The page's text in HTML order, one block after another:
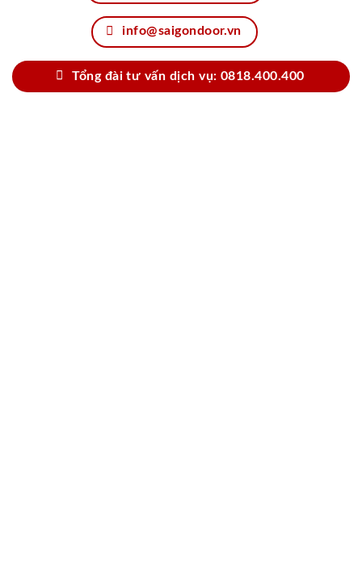
info@saigondoor.vn
Tổng đài tư vấn dịch vụ: 0818.400.400